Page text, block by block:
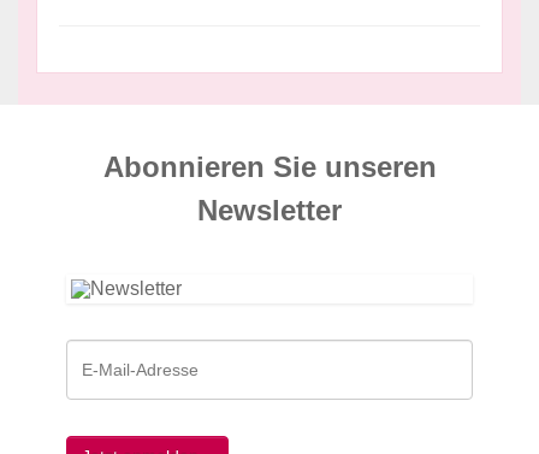
Abonnieren Sie unseren
News­letter